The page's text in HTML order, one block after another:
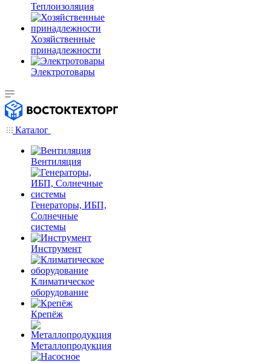
Теплоизоляция
Хозяйственные
принадлежности
Электротовары
Каталог
Вентиляция
Генераторы, ИБП,
Солнечные
системы
Инструмент
Климатическое
оборудование
Крепёж
Металлопродукция